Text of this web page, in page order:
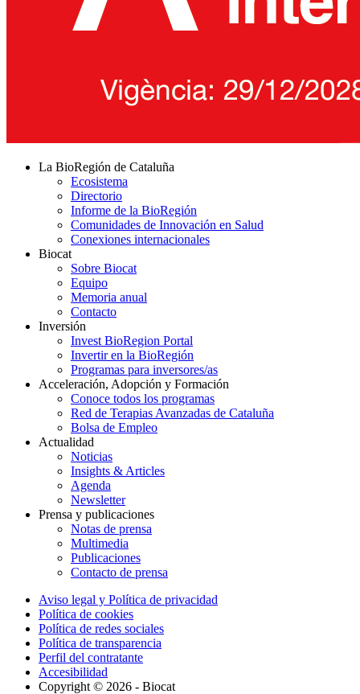
La BioRegión de Cataluña
Ecosistema
Directorio
Informe de la BioRegión
Comunidades de Innovación en Salud
Conexiones internacionales
Biocat
Sobre Biocat
Equipo
Memoria anual
Contacto
Inversión
Invest BioRegion Portal
Invertir en la BioRegión
Programas para inversores/as
Acceleración, Adopción y Formación
Conoce todos los programas
Red de Terapias Avanzadas de Cataluña
Bolsa de Empleo
Actualidad
Noticias
Insights & Articles
Agenda
Newsletter
Prensa y publicaciones
Notas de prensa
Multimedia
Publicaciones
Contacto de prensa
Aviso legal y Política de privacidad
Política de cookies
Política de redes sociales
Política de transparencia
Perfil del contratante
Accesibilidad
Copyright © 2026 - Biocat